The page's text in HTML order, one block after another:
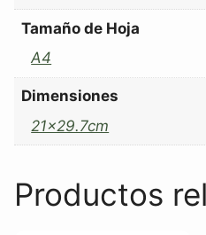
Tamaño de Hoja
A4
Dimensiones
21×29.7cm
Productos